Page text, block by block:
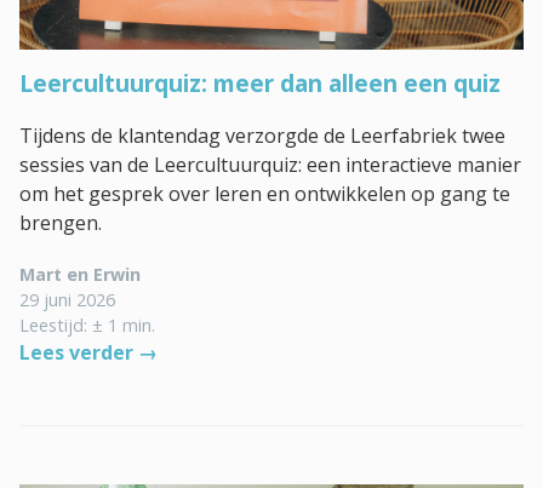
Leercultuurquiz: meer dan alleen een quiz
Tijdens de klantendag verzorgde de Leerfabriek twee
sessies van de Leercultuurquiz: een interactieve manier
om het gesprek over leren en ontwikkelen op gang te
brengen.
Mart en Erwin
29 juni 2026
Leestijd: ± 1 min.
Lees verder →